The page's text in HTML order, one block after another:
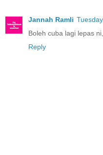
Jannah Ramli
Boleh cuba lagi lepas
Reply